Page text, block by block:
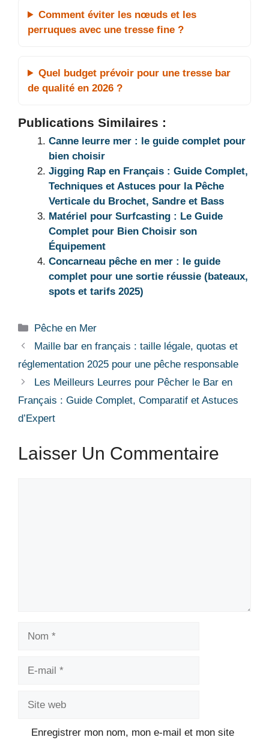
Comment éviter les nœuds et les
perruques avec une tresse fine ?
Quel budget prévoir pour une tresse bar
de qualité en 2026 ?
Publications Similaires :
Canne leurre mer : le guide complet pour
bien choisir
Jigging Rap en Français : Guide Complet,
Techniques et Astuces pour la Pêche
Verticale du Brochet, Sandre et Bass
Matériel pour Surfcasting : Le Guide
Complet pour Bien Choisir son
Équipement
Concarneau pêche en mer : le guide
complet pour une sortie réussie (bateaux,
spots et tarifs 2025)
Catégories
Pêche en Mer
Maille bar en français : taille légale, quotas et
réglementation 2025 pour une pêche responsable
Les Meilleurs Leurres pour Pêcher le Bar en
Français : Guide Complet, Comparatif et Astuces
d’Expert
Laisser Un Commentaire
Enregistrer mon nom, mon e-mail et mon site